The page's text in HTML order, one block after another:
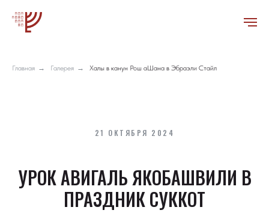
Главная → Галерея → Халы в канун Рош аШана в Эбраэли Стайл
21 ОКТЯБРЯ 2024
УРОК АВИГАЛЬ ЯКОБАШВИЛИ В
ПРАЗДНИК СУККОТ